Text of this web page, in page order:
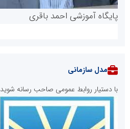
پایگاه آموزشی احمد باقری
مدل سازمانی
با دستیار روابط عمومی صاحب رسانه شوید